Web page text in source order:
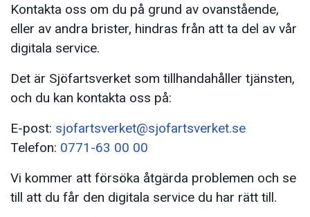
Kontakta oss om du på grund av ovanstående,
eller av andra brister, hindras från att ta del av vår
digitala service.
Det är Sjöfartsverket som tillhandahåller tjänsten,
och du kan kontakta oss på:
E-post: sjofartsverket@sjofartsverket.se
Telefon: 0771-63 00 00
Vi kommer att försöka åtgärda problemen och se
till att du får den digitala service du har rätt till.